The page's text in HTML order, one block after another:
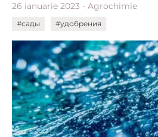
26 ianuarie 2023 - Agrochimie
#сады #удобрения